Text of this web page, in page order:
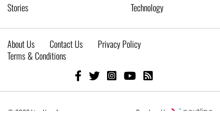
Stories
Technology
About Us Contact Us
Privacy Policy
Terms & Conditions
© 2026 Live New Age Developed by